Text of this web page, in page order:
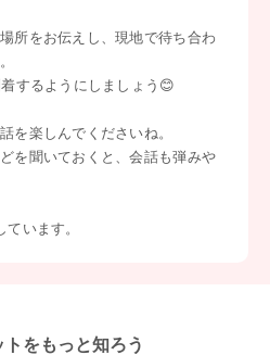
所をお伝えし、現地で待ち合わ
するようにしましょう😊
を楽しんでくださいね。
を聞いておくと、会話も弾みや
います。
をもっと知ろう